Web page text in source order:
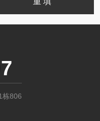
栋806